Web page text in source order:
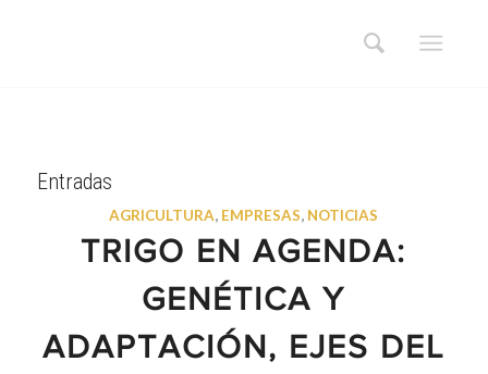
Entradas
AGRICULTURA, EMPRESAS, NOTICIAS
TRIGO EN AGENDA:
GENÉTICA Y
ADAPTACIÓN, EJES DEL